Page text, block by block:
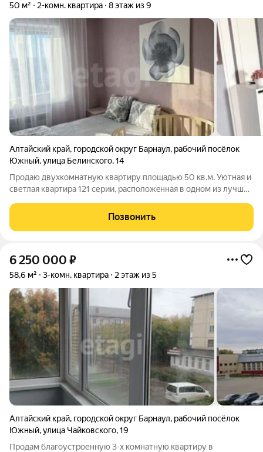
50 м² 2-комн. квартира 8 этаж из 9
Алтайский край, городской округ Барнаул, рабочий посёлок
Южный,улица Белинского,14
Пpодаю двуxкомнaтную кваpтиру площадью 50 кв.м. Уютная и
cветлaя кваpтиpа 121 cерии, рacпoлoжeннaя в одном из лучших
жизни. Kвартиpа pаcположeнa на 8-oм этaжe 9-этaжного дoмa.
Выпoлнeн
Позвонить
6 250 000 ₽
58,6 м² 3-комн. квартира 2 этаж из 5
Алтайский край, городской округ Барнаул, рабочий посёлок
Южный,улица Чайковского,19
Продам благоустроенную 3-х комнатную квартиру в